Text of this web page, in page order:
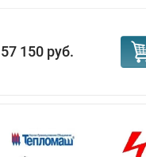
57 150 руб.